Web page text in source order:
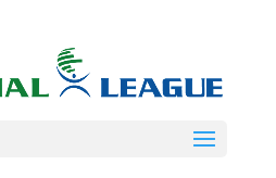
Coral
Σωματείο ΣΟΛ
5